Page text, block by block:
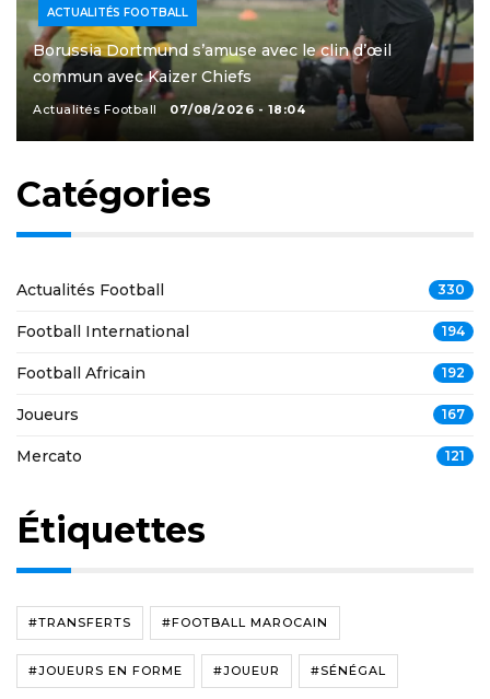
ACTUALITÉS FOOTBALL
Borussia Dortmund s’amuse avec le clin d’œil
commun avec Kaizer Chiefs
Actualités Football 07/08/2026 - 18:04
Catégories
Actualités Football 330
Football International 194
Football Africain 192
Joueurs 167
Mercato 121
Étiquettes
#TRANSFERTS #FOOTBALL MAROCAIN
#JOUEURS EN FORME #JOUEUR #SÉNÉGAL